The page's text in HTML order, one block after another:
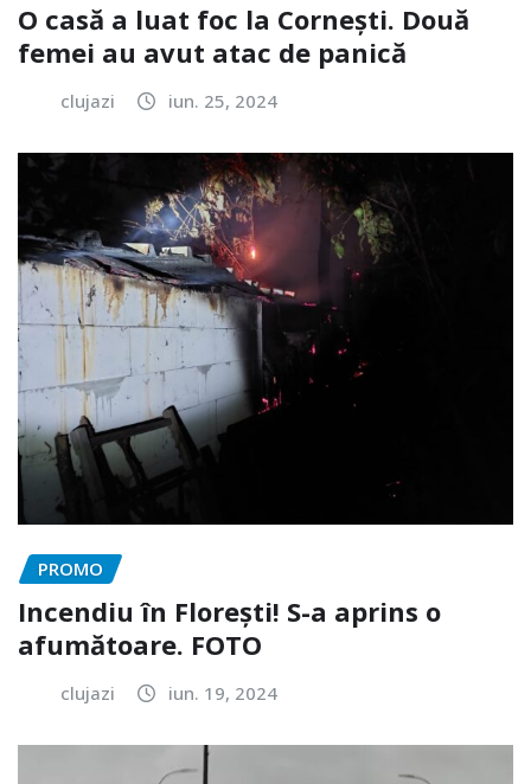
O casă a luat foc la Cornești. Două
femei au avut atac de panică
clujazi iun. 25, 2024
PROMO
Incendiu în Florești! S-a aprins o
afumătoare. FOTO
clujazi iun. 19, 2024